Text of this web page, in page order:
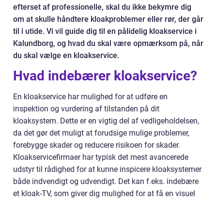
efterset af professionelle, skal du ikke bekymre dig
om at skulle håndtere kloakproblemer eller rør, der går
til i utide. Vi vil guide dig til en pålidelig kloakservice i
Kalundborg, og hvad du skal være opmærksom på, når
du skal vælge en kloakservice.
Hvad indebærer kloakservice?
En kloakservice har mulighed for at udføre en
inspektion og vurdering af tilstanden på dit
kloaksystem. Dette er en vigtig del af vedligeholdelsen,
da det gør det muligt at forudsige mulige problemer,
forebygge skader og reducere risikoen for skader.
Kloakservicefirmaer har typisk det mest avancerede
udstyr til rådighed for at kunne inspicere kloaksystemer
både indvendigt og udvendigt. Det kan f.eks. indebære
et kloak-TV, som giver dig mulighed for at få en visuel